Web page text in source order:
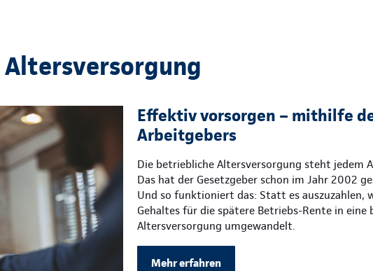
Effektiv vorsorgen – mithilfe
Arbeitgebers
Die betriebliche Altersversorgung steht jedem
Das hat der Gesetzgeber schon im Jahr 2002
Und so funktioniert das: Statt es auszuzahlen,
Gehaltes für die spätere Betriebs-Rente in eine
Altersversorgung umgewandelt.
Mehr erfahren